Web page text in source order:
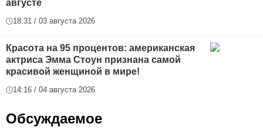
августе
18:31 / 03 августа 2026
Красота на 95 процентов: американская
актриса Эмма Стоун признана самой
красивой женщиной в мире!
14:16 / 04 августа 2026
Обсуждаемое